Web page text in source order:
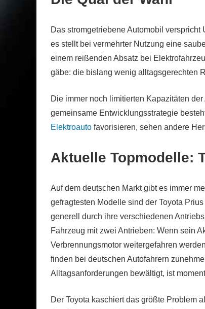
Das stromgetriebene Automobil
es stellt bei vermehrter Nutzung eine
einem reißenden Absatz bei
gäbe: die bislang wenig alltagsgerechten
Die immer noch limitierten Kapazitäten
gemeinsame Entwicklungsstrategie
Elektroauto favorisieren, sehen andere
Aktuelle Topmodelle:
Auf dem deutschen Markt gibt es immer
gefragtesten Modelle sind der Toyota
generell durch ihre verschiedenen
Fahrzeug mit zwei Antrieben: Wenn sein
Verbrennungsmotor weitergefahren
finden bei deutschen Autofahrern
Alltagsanforderungen bewältigt, ist
Der Toyota kaschiert das größte Problem